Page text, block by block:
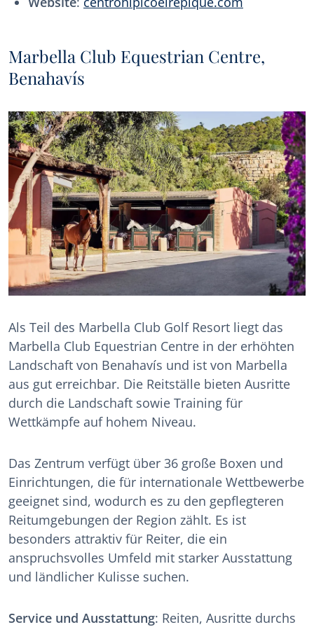
Marbella Club Equestrian Centre,
Benahavís
Als Teil des Marbella Club Golf Resort liegt das
Marbella Club Equestrian Centre in der erhöhten
Landschaft von Benahavís und ist von Marbella
aus gut erreichbar. Die Reitställe bieten Ausritte
durch die Landschaft sowie Training für
Wettkämpfe auf hohem Niveau.
Das Zentrum verfügt über 36 große Boxen und
Einrichtungen, die für internationale Wettbewerbe
geeignet sind, wodurch es zu den gepflegteren
Reitumgebungen der Region zählt. Es ist
besonders attraktiv für Reiter, die ein
anspruchsvolles Umfeld mit starker Ausstattung
und ländlicher Kulisse suchen.
Service und Ausstattung: Reiten, Ausritte durchs